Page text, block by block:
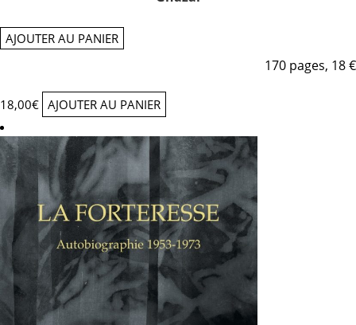
AJOUTER AU PANIER
170 pages, 18 €
18,00€ AJOUTER AU PANIER